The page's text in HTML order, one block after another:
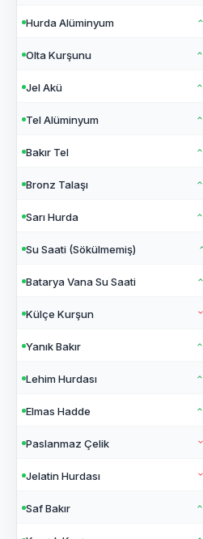
Hurda Alüminyum
Olta Kurşunu
Jel Akü
Tel Alüminyum
Bakır Tel
Bronz Talaşı
Sarı Hurda
Su Saati (Sökülmemiş)
Batarya Vana Su Saati
Külçe Kurşun
Yanık Bakır
Lehim Hurdası
Elmas Hadde
Paslanmaz Çelik
Jelatin Hurdası
Saf Bakır